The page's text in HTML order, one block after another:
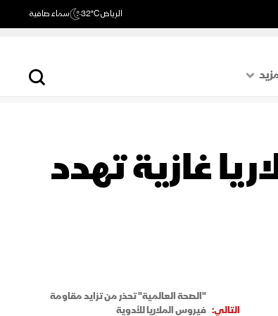
الرياض32°C سماء صافية
اقتصاد
غازية تهدد
التالي:
"الصحة العالمية" تحذر من تزايد مقاومة
فيروس الملاريا للأدوية